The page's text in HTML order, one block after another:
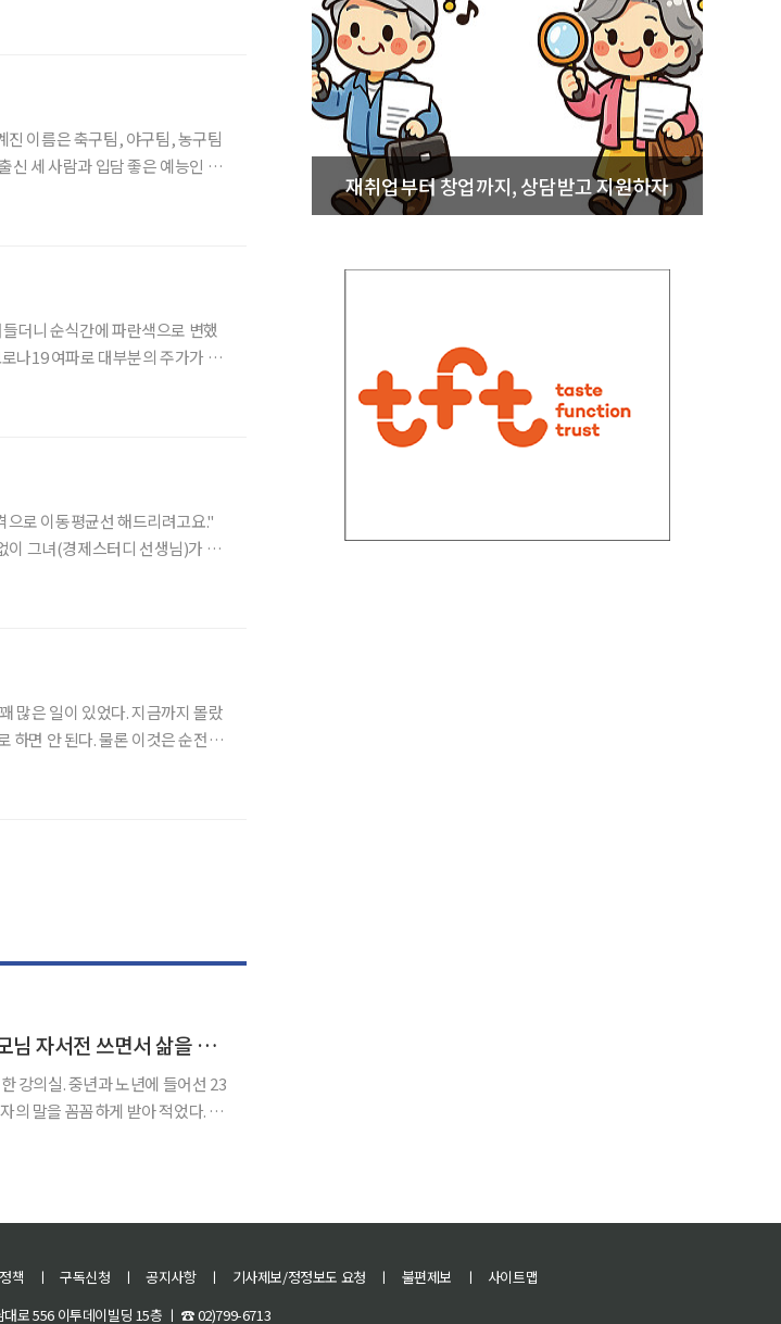
진 이름은 축구팀, 야구팀, 농구팀
신 세 사람과 입담 좋은 예능인 세
더니 순식간에 파란색으로 변했
나19 여파로 대부분의 주가가 반
로 이동평균선 해드리려고요."
많은 일이 있었다. 지금까지 몰랐
하면 안 된다. 물론 이것은 순전히
[e기자가 간다] 작가로 변신한 노인들…"부모님 자서전 쓰면서 삶을 되돌아봐요"
에 들어선 23
의 말을 꼼꼼하게 받아 적었다. 강
재취업부터 창업까지, 상담받고 지원하자
책 ㅣ 구독신청 ㅣ 공지사항 ㅣ 기사제보/정정보도 요청 ㅣ 불편제보 ㅣ
사이트맵
대로 556 이투데이빌딩 15층 ㅣ ☎ 02)799-6713